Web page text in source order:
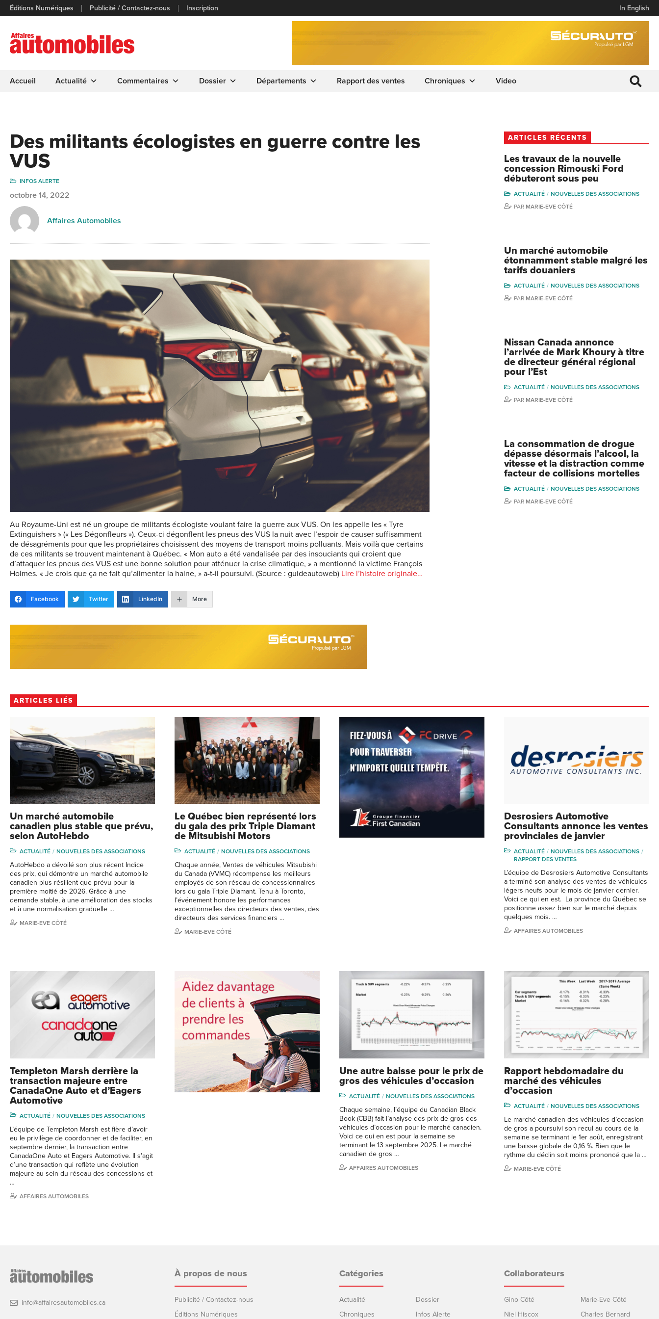
Éditions Numériques Publicité / Contactez-nous Inscription In English
Accueil Actualité Commentaires Dossier Départements Rapport des ventes Chroniques Video
Des militants écologistes en guerre contre les
VUS
INFOS ALERTE
octobre 14, 2022
Affaires Automobiles
Au Royaume-Uni est né un groupe de militants écologiste voulant faire la guerre aux VUS. On les appelle les « Tyre
Extinguishers » (« Les Dégonfleurs »). Ceux-ci dégonflent les pneus des VUS la nuit avec l’espoir de causer suffisamment
de désagréments pour que les propriétaires choisissent des moyens de transport moins polluants. Mais voilà que certains
de ces militants se trouvent maintenant à Québec. « Mon auto a été vandalisée par des insouciants qui croient que
d’attaquer les pneus des VUS est une bonne solution pour atténuer la crise climatique, » a mentionné la victime François
Holmes. « Je crois que ça ne fait qu’alimenter la haine, » a-t-il poursuivi. (Source : guideautoweb) Lire l’histoire originale…
Facebook Twitter LinkedIn More
ARTICLES RÉCENTS
Les travaux de la nouvelle
concession Rimouski Ford
débuteront sous peu
ACTUALITÉ
NOUVELLES DES ASSOCIATIONS
PAR MARIE-EVE CÔTÉ
Un marché automobile
étonnamment stable malgré les
tarifs douaniers
ACTUALITÉ
NOUVELLES DES ASSOCIATIONS
PAR MARIE-EVE CÔTÉ
Nissan Canada annonce
l’arrivée de Mark Khoury à titre
de directeur général régional
pour l’Est
ACTUALITÉ
NOUVELLES DES ASSOCIATIONS
PAR MARIE-EVE CÔTÉ
La consommation de drogue
dépasse désormais l’alcool, la
vitesse et la distraction comme
facteur de collisions mortelles
ACTUALITÉ
NOUVELLES DES ASSOCIATIONS
PAR MARIE-EVE CÔTÉ
ARTICLES LIÉS
Un marché automobile
canadien plus stable que prévu,
selon AutoHebdo
ACTUALITÉ NOUVELLES DES ASSOCIATIONS
AutoHebdo a dévoilé son plus récent Indice
des prix, qui démontre un marché automobile
canadien plus résilient que prévu pour la
première moitié de 2026. Grâce à une
demande stable, à une amélioration des stocks
et à une normalisation graduelle …
MARIE-EVE CÔTÉ
Le Québec bien représenté lors
du gala des prix Triple Diamant
de Mitsubishi Motors
ACTUALITÉ NOUVELLES DES ASSOCIATIONS
Chaque année, Ventes de véhicules Mitsubishi
du Canada (VVMC) récompense les meilleurs
employés de son réseau de concessionnaires
lors du gala Triple Diamant. Tenu à Toronto,
l’événement honore les performances
exceptionnelles des directeurs des ventes, des
directeurs des services financiers …
MARIE-EVE CÔTÉ
Desrosiers Automotive
Consultants annonce les ventes
provinciales de janvier
ACTUALITÉ
NOUVELLES DES ASSOCIATIONS
RAPPORT DES VENTES
L’équipe de Desrosiers Automotive Consultants
a terminé son analyse des ventes de véhicules
légers neufs pour le mois de janvier dernier.
Voici ce qui en est. La province du Québec se
positionne assez bien sur le marché depuis
quelques mois. …
AFFAIRES AUTOMOBILES
Templeton Marsh derrière la
transaction majeure entre
CanadaOne Auto et d’Eagers
Automotive
ACTUALITÉ NOUVELLES DES ASSOCIATIONS
L’équipe de Templeton Marsh est fière d’avoir
eu le privilège de coordonner et de faciliter, en
septembre dernier, la transaction entre
CanadaOne Auto et Eagers Automotive. Il s’agit
d’une transaction qui reflète une évolution
majeure au sein du réseau des concessions et
…
AFFAIRES AUTOMOBILES
Une autre baisse pour le prix de
gros des véhicules d’occasion
ACTUALITÉ NOUVELLES DES ASSOCIATIONS
Chaque semaine, l’équipe du Canadian Black
Book (CBB) fait l’analyse des prix de gros des
véhicules d’occasion pour le marché canadien.
Voici ce qui en est pour la semaine se
terminant le 13 septembre 2025. Le marché
canadien de gros …
AFFAIRES AUTOMOBILES
Rapport hebdomadaire du
marché des véhicules
d’occasion
ACTUALITÉ NOUVELLES DES ASSOCIATIONS
Le marché canadien des véhicules d’occasion
de gros a poursuivi son recul au cours de la
semaine se terminant le 1er août, enregistrant
une baisse globale de 0,16 %. Bien que le
rythme du déclin soit moins prononcé que la …
MARIE-EVE CÔTÉ
info@affairesautomobiles.ca
À propos de nous
Publicité / Contactez-nous
Éditions Numériques
Catégories
Actualité
Chroniques
Dossier
Infos Alerte
Collaborateurs
Gino Côté
Niel Hiscox
Marie-Eve Côté
Charles Bernard